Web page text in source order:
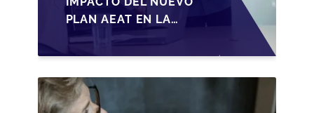
PLAN AEAT EN LA
TRANSMISIÓN DE
PYMES ESPAÑOLAS